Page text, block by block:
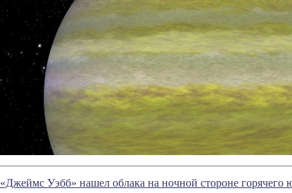
«Джеймс Уэбб» нашел облака на ночной стороне горячего